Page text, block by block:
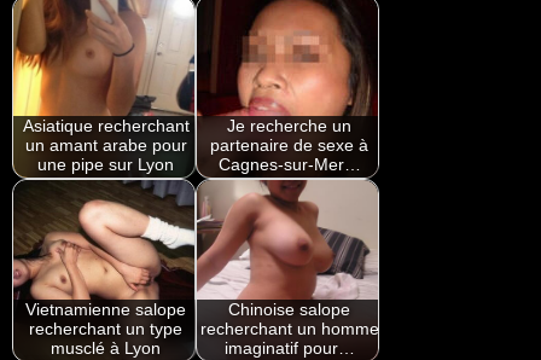
Asiatique recherchant
un amant arabe pour
une pipe sur Lyon
Je recherche un
partenaire de sexe à
Cagnes-sur-Mer…
Vietnamienne salope
recherchant un type
musclé à Lyon
Chinoise salope
recherchant un homme
imaginatif pour…